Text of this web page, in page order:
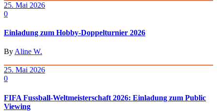
25. Mai 2026
0
Einladung zum Hobby-Doppelturnier 2026
ByAline W.
25. Mai 2026
0
FIFA Fussball-Weltmeisterschaft 2026: Einladung zum Public
Viewing